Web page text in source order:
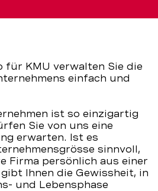
für KMU verwalten Sie die
einfach und
ist so einzigartig
Sie von uns eine
erwarten. Ist es
sinnvoll,
Firma persönlich aus einer
Ihnen die Gewissheit, in
und Lebensphase